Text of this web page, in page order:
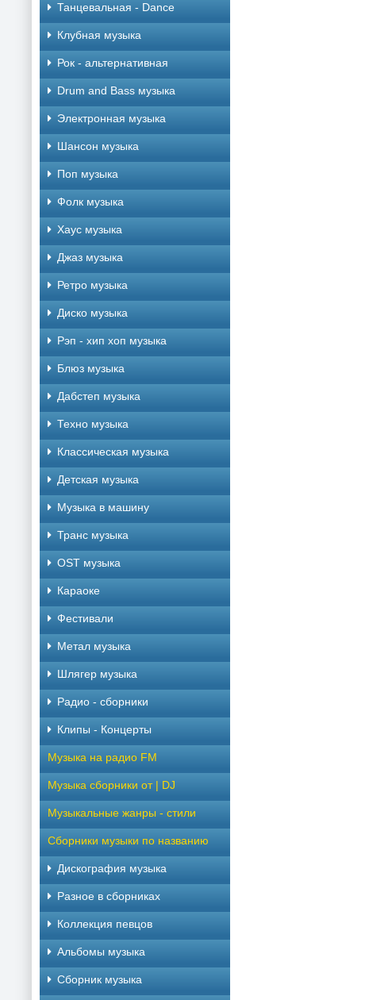
Танцевальная - Dance
Клубная музыка
Рок - альтернативная
Drum and Bass музыка
Электронная музыка
Шансон музыка
Поп музыка
Фолк музыка
Хаус музыка
Джаз музыка
Ретро музыка
Диско музыка
Рэп - хип хоп музыка
Блюз музыка
Дабстеп музыка
Техно музыка
Классическая музыка
Детская музыка
Музыка в машину
Транс музыка
OST музыка
Караоке
Фестивали
Метал музыка
Шлягер музыка
Радио - сборники
Клипы - Концерты
Музыка на радио FM
Музыка сборники от | DJ
Музыкальные жанры - стили
Сборники музыки по названию
Дискография музыка
Разное в сборниках
Коллекция певцов
Альбомы музыка
Сборник музыка